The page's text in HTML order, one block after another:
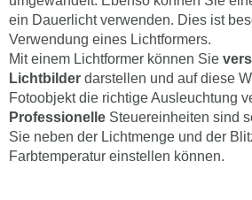
ein Dauerlicht verwenden. Dies ist
Verwendung eines Lichtformers.
Mit einem Lichtformer können Sie
Lichtbilder darstellen und auf diese
Fotoobjekt die richtige Ausleuchtung
Professionelle Steuereinheiten sind
Sie neben der Lichtmenge und der
Farbtemperatur einstellen können.